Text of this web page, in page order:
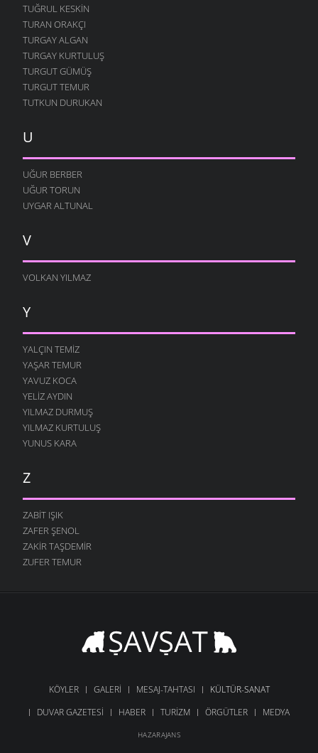
TUĞRUL KESKIN
TURAN ORAKÇI
TURGAY ALGAN
TURGAY KURTULUŞ
TURGUT GÜMÜŞ
TURGUT TEMUR
TUTKUN DURUKAN
U
UĞUR BERBER
UĞUR TORUN
UYGAR ALTUNAL
V
VOLKAN YILMAZ
Y
YALÇIN TEMIZ
YAŞAR TEMUR
YAVUZ KOCA
YELIZ AYDIN
YILMAZ DURMUŞ
YILMAZ KURTULUŞ
YUNUS KARA
Z
ZABIT IŞIK
ZAFER ŞENOL
ZAKIR TAŞDEMIR
ZUFER TEMUR
KÖYLER GALERI MESAJ-TAHTASI
KÜLTÜR-SANAT
DUVAR GAZETESI
HABER TURIZM ÖRGÜTLER MEDYA
HAZARAJANS